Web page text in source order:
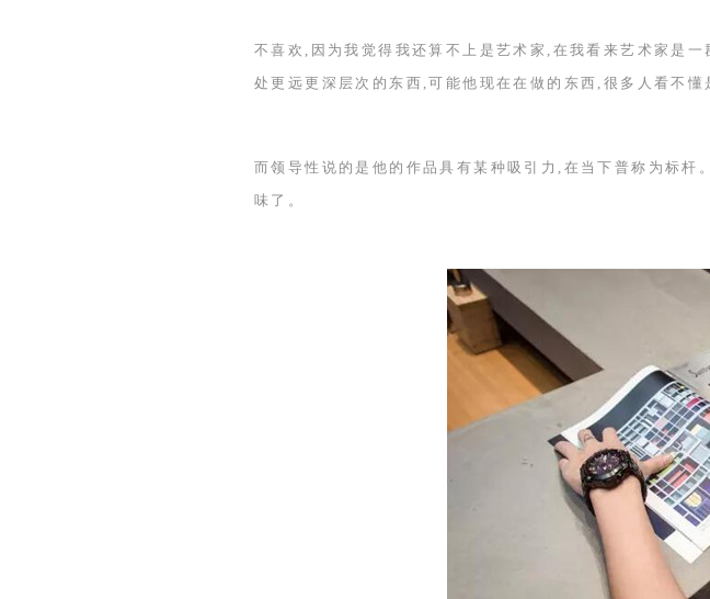
不喜欢,因为我觉得我还算不上是艺术家,在我看来艺术家是
处更远更深层次的东西,可能他现在在做的东西,很多人看不
而领导性说的是他的作品具有某种吸引力,在当下普称为标
味了。